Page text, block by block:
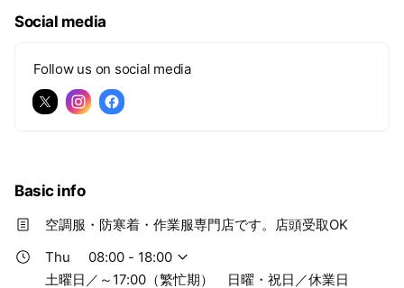
く、さまざまな効果が期待されます。それは着用者の【熱中症
代・CO2排出等を考慮し)地球環境】にまで及ぶと考えられて
一度効果を実体験すると空調服・ファン付き作業着は手放せな
Social media
Follow us on social media
Basic info
空調服・防寒着・作業服専門店です。店頭受取OK
Thu
08:00 - 18:00
土曜日／～17:00（繁忙期） 日曜・祝日／休業日